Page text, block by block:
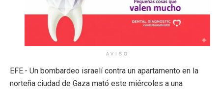
AVISO
EFE.- Un bombardeo israelí contra un apartamento en la
norteña ciudad de Gaza mató este miércoles a una